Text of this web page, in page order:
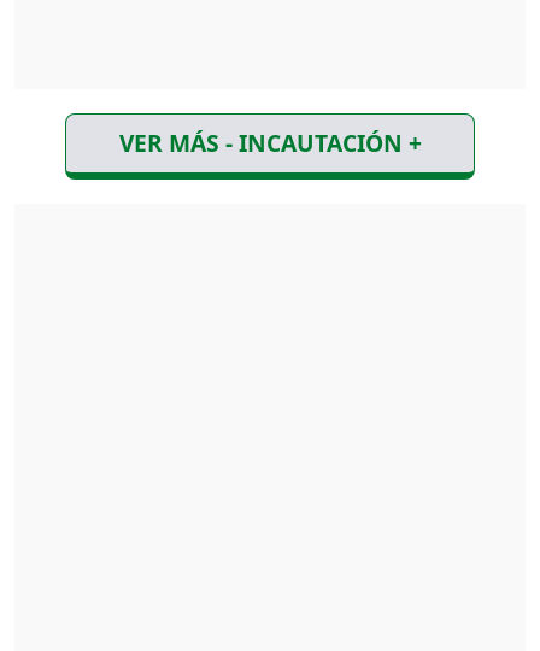
VER MÁS - INCAUTACIÓN +